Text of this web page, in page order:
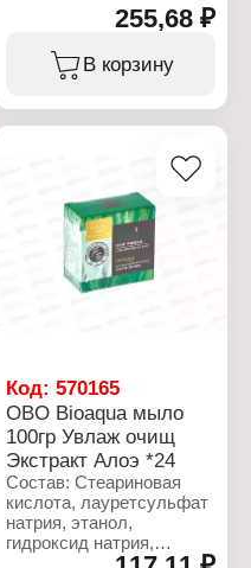
лаурилового эфира
натрия, диоксид титана,
тетранатрий ЭДТА,
этидроновая кислота,
Тип товара:
Косметическое мыло
Название: "Milk"
Количество: 4 шт
Вес: 4х115 г
255,68 ₽
В корзину
Код:570165
OBO Bioaqua мыло
100гр Увлаж очищ
Экстракт Алоэ *24
Состав: Стеариновая
кислота, лауретсульфат
натрия, этанол,
гидроксид натрия,
сорбитол, миристиновая